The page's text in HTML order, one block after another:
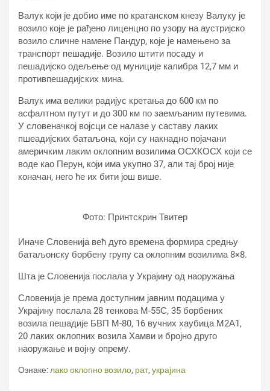
Валук који је добио име по кратанском кнезу Валуку је
возило које је рађено лиценцно по узору на аустријско
возило сличне намене Пандур, које је намењено за
транспорт пешадије. Возило штити посаду и
пешадијско одељење од муниције калибра 12,7 мм и
противпешадијских мина.
Валук има велики радијус кретања до 600 км по
асфалтном путут и до 300 км по заемљаним путевима.
У словеначкој војсци се налазе у саставу лаких
пшеадијских батаљона, који су накнадно појачани
америчким лаким оклопним возилима ОСХКОСХ који се
воде као Перун, који има укупно 37, али тај број није
коначан, него ће их бити још више.
Фото: Принтскрин Твитер
Иначе Словенија већ дуго времена формира средњу
батаљонску борбену групу са оклопним возилима 8×8.
Шта је Словенија послала у Украјину од наоружања
Словенија је према доступним јавним подацима у
Украјину послала 28 тенкова М-55С, 35 борбених
возила пешадије БВП М-80, 16 вучних хаубица М2А1,
20 лаких оклопних возила Хамви и бројно друго
наоружање и војну опрему.
Ознаке: лако оклопно возило, рат, украјина